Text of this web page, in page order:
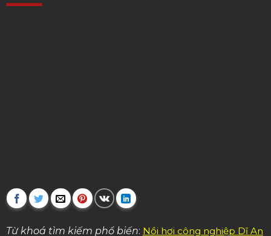
Từ khoá tìm kiếm phổ biến: Nồi hơi công nghiệp Dĩ An